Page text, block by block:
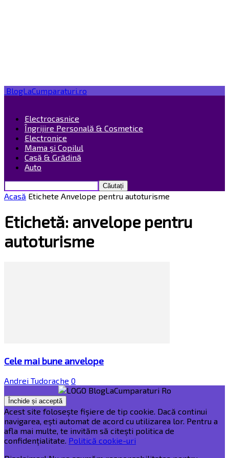
BlogLaCumparaturi.ro
Electrocasnice
Îngrijire Personală & Cosmetice
Electronice
Mama și Copilul
Casă & Grădină
Auto
Acasă Etichete Anvelope pentru autoturisme
Etichetă: anvelope pentru
autoturisme
Cele mai bune anvelope
Andrei Tudorache 0
Acest site folosește fișiere de tip cookie. Dacă continui
navigarea, ești automat de acord cu utilizarea lor. Pentru a
afla mai multe, te invităm să citești politica de
confidențialitate. Politică cookie-uri